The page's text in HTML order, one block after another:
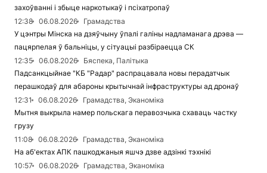
захоўванні і збыце наркотыкаў і псіхатропаў
12:38
06.08.2026
Грамадства
У цэнтры Мінска на дзяўчыну ўпалі галіны надламанага дрэва —
пацярпелая ў бальніцы, у сітуацыі разбіраецца СК
12:35
06.08.2026
Бяспека, Палітыка
Падсанкцыйнае "КБ "Радар" распрацавала новы перадатчык
перашкодаў для абароны крытычнай інфраструктуры ад дронаў
12:31
06.08.2026
Грамадства, Эканоміка
Мытня выкрыла намер польскага перавозчыка схаваць частку
грузу
11:08
06.08.2026
Грамадства, Эканоміка
На аб'ектах АПК пашкоджаныя яшчэ дзве адзінкі тэхнікі
10:57
06.08.2026
Грамадства, Эканоміка